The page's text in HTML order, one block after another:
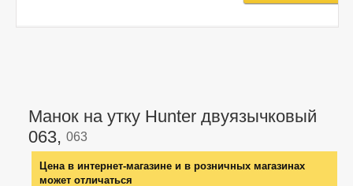
Манок на утку Hunter двуязычковый
063, 063
Цена в интернет-магазине и в розничных магазинах
может отличаться